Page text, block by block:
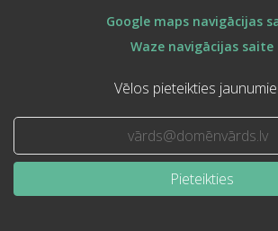
Google maps navigācijas
Waze navigācijas saite
Vēlos pieteikties
Pieteikties